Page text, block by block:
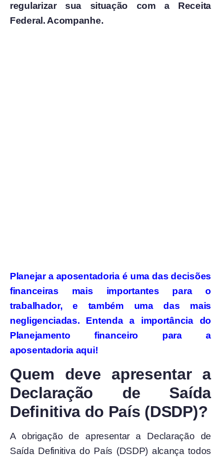
regularizar sua situação com a Receita
Federal. Acompanhe.
Planejar a aposentadoria é uma das decisões
financeiras mais importantes para o
trabalhador, e também uma das mais
negligenciadas. Entenda a importância do
Planejamento financeiro para a
aposentadoria aqui!
Quem deve apresentar a
Declaração de Saída
Definitiva do País (DSDP)?
A obrigação de apresentar a Declaração de
Saída Definitiva do País (DSDP) alcança todos